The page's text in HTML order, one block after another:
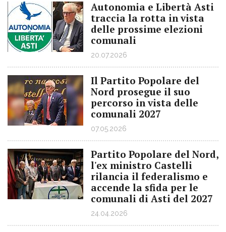
Autonomia e Libertà Asti
traccia la rotta in vista
delle prossime elezioni
comunali
20.07.2026
Il Partito Popolare del
Nord prosegue il suo
percorso in vista delle
comunali 2027
07.05.2026
Partito Popolare del Nord,
l'ex ministro Castelli
rilancia il federalismo e
accende la sfida per le
comunali di Asti del 2027
24.04.2026